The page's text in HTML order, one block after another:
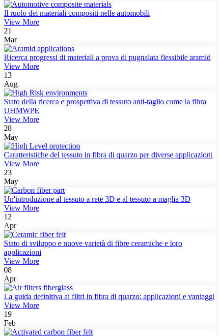
Il ruolo dei materiali compositi nelle automobili
View More
21
Mar
Ricerca progressi di materiali a prova di pugnalata flessibile aramid
View More
13
Aug
Stato della ricerca e prospettiva di tessuto anti-taglio come la fibra
UHMWPE
View More
28
May
Caratteristiche del tessuto in fibra di quarzo per diverse applicazioni
View More
23
May
Un'introduzione al tessuto a rete 3D e al tessuto a maglia 3D
View More
12
Apr
Stato di sviluppo e nuove varietà di fibre ceramiche e loro
applicazioni
View More
08
Apr
La guida definitiva ai filtri in fibra di quarzo: applicazioni e vantaggi
View More
19
Feb